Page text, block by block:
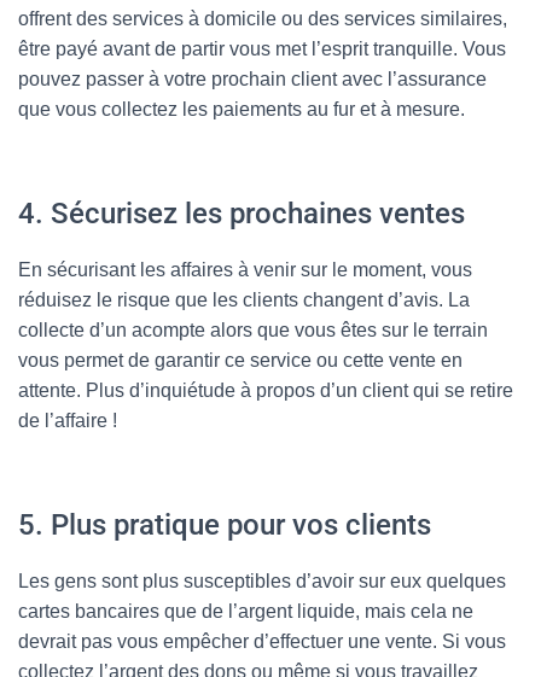
offrent des services à domicile ou des services similaires,
être payé avant de partir vous met l’esprit tranquille. Vous
pouvez passer à votre prochain client avec l’assurance
que vous collectez les paiements au fur et à mesure.
4. Sécurisez les prochaines ventes
En sécurisant les affaires à venir sur le moment, vous
réduisez le risque que les clients changent d’avis. La
collecte d’un acompte alors que vous êtes sur le terrain
vous permet de garantir ce service ou cette vente en
attente. Plus d’inquiétude à propos d’un client qui se retire
de l’affaire !
5. Plus pratique pour vos clients
Les gens sont plus susceptibles d’avoir sur eux quelques
cartes bancaires que de l’argent liquide, mais cela ne
devrait pas vous empêcher d’effectuer une vente. Si vous
collectez l’argent des dons ou même si vous travaillez